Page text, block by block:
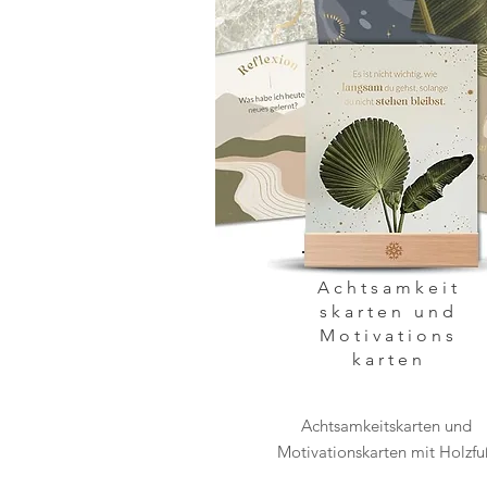
Achtsamkeit
skarten und
Motivations
karten
Achtsamkeitskarten und
Motivationskarten mit